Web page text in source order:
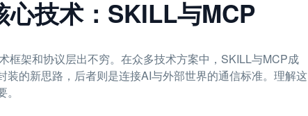
技术：SKILL与MCP
框架和协议层出不穷。在众多技术方案中，SKILL与MCP成
的新思路，后者则是连接AI与外部世界的通信标准。理解这